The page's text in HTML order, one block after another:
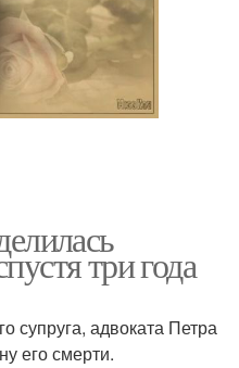
три года
супруга, адвоката Петра
его смерти.